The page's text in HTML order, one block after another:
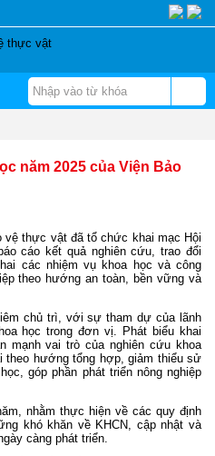
năm 2025 của Viện Bảo
thực vật đã tổ chức khai mạc Hội
cáo kết quả nghiên cứu, trao đổi
các nhiệm vụ khoa học và công
theo hướng an toàn, bền vững và
chủ trì, với sự tham dự của lãnh
học trong đơn vị. Phát biểu khai
mạnh vai trò của nghiên cứu khoa
theo hướng tổng hợp, giảm thiểu sử
góp phần phát triển nông nghiệp
nhằm thực hiện về các quy định
khó khăn về KHCN, cập nhật và
càng phát triển.